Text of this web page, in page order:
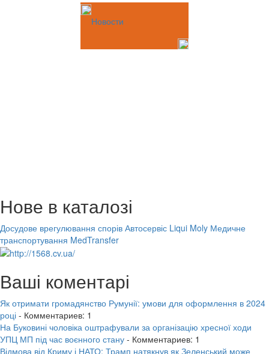
Новости
Нове в каталозі
Досудове врегулювання спорів Автосервіс Liqui Moly Медичне
транспортування MedTransfer
Ваші коментарі
Як отримати громадянство Румунії: умови для оформлення в 2024
році - Комментариев: 1
На Буковині чоловіка оштрафували за організацію хресної ходи
УПЦ МП під час воєнного стану - Комментариев: 1
Відмова від Криму і НАТО: Трамп натякнув як Зеленський може